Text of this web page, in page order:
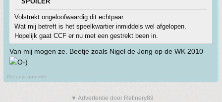
Volstrekt ongeloofwaardig dit echtpaar.
Wat mij betreft is het speelkwartier inmiddels wel afgelopen.
Hopelijk gaat CCF er nu met een gestrekt been in.
Van mij mogen ze. Beetje zoals Nigel de Jong op de WK 2010
Pecunia non olet
▼ Advertentie door Refinery89